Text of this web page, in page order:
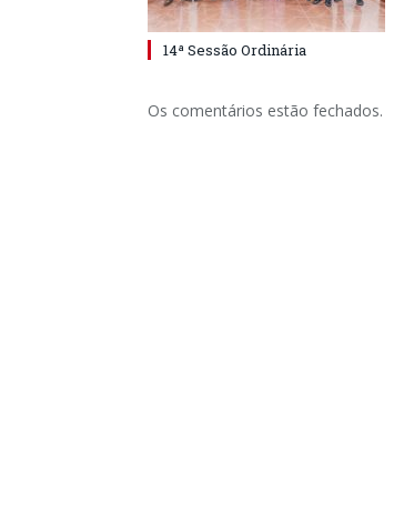
14ª Sessão Ordinária
Os comentários estão fechados.